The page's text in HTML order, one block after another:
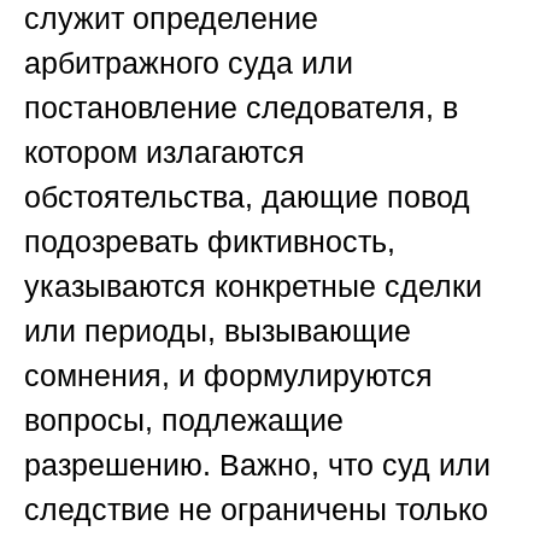
служит определение
арбитражного суда или
постановление следователя, в
котором излагаются
обстоятельства, дающие повод
подозревать фиктивность,
указываются конкретные сделки
или периоды, вызывающие
сомнения, и формулируются
вопросы, подлежащие
разрешению. Важно, что суд или
следствие не ограничены только